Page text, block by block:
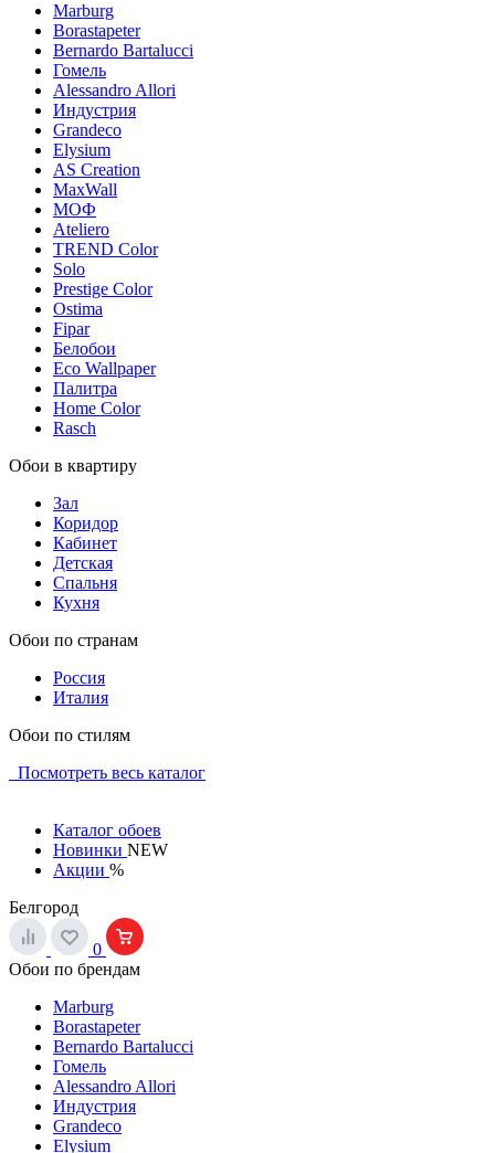
Marburg
Borastapeter
Bernardo Bartalucci
Гомель
Alessandro Allori
Индустрия
Grandeco
Elysium
AS Creation
MaxWall
МОФ
Ateliero
TREND Color
Solo
Prestige Color
Ostima
Fipar
Белобои
Eco Wallpaper
Палитра
Home Color
Rasch
Обои в квартиру
Зал
Коридор
Кабинет
Детская
Спальня
Кухня
Обои по странам
Россия
Италия
Обои по стилям
Посмотреть весь каталог
Каталог обоев
Новинки NEW
Акции %
Белгород
0
Обои по брендам
Marburg
Borastapeter
Bernardo Bartalucci
Гомель
Alessandro Allori
Индустрия
Grandeco
Elysium